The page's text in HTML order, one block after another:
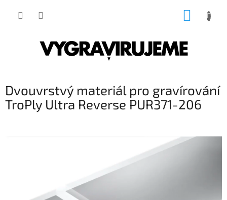
Dvouvrstvý materiál pro gravírování
TroPly Ultra Reverse PUR371-206